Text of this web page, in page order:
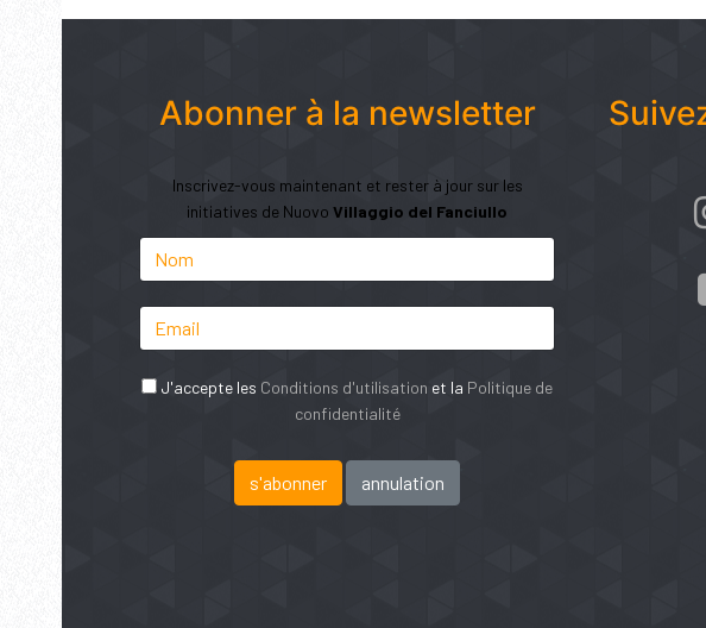
Abonner à la newsletter
Inscrivez-vous maintenant et rester à jour sur les
initiatives de Nuovo Villaggio del Fanciullo
J'accepte les Conditions d'utilisation et la Politique de
confidentialité